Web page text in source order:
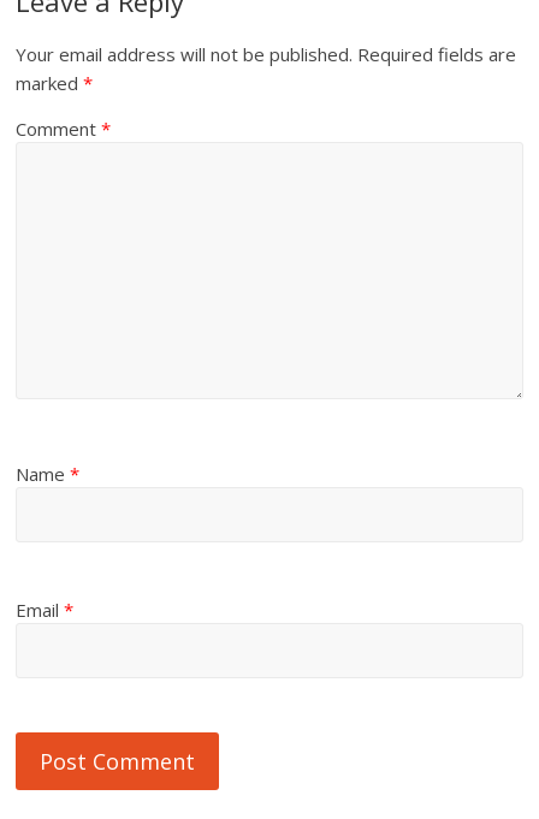
Your email address will not be published. Required fields are
marked*
Comment*
Name*
Email*